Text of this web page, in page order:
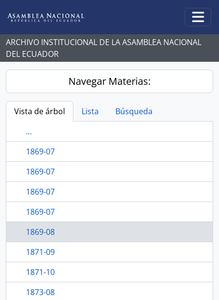
ARCHIVO INSTITUCIONAL DE LA ASAMBLEA NACIONAL
DEL ECUADOR
Navegar Materias:
Vista de árbol Lista
Búsqueda
...
1869-07
1869-07
1869-07
1869-07
1869-08
1871-09
1871-10
1873-08